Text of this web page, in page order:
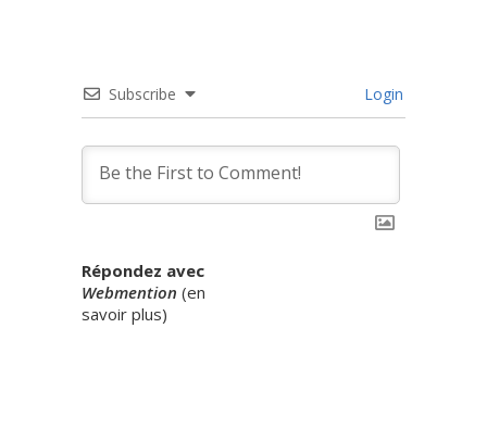
Subscribe Login
Répondez avec
Webmention (en
savoir plus)